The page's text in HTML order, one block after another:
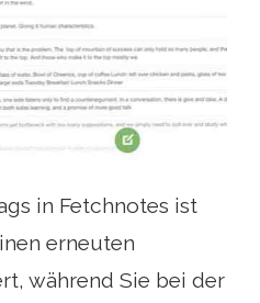
in Fetchnotes ist
erneuten
während Sie bei der